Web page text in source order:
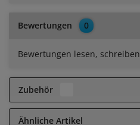
Bewertungen 0
Bewertungen lesen,
Zubehör
Ähnliche Artikel